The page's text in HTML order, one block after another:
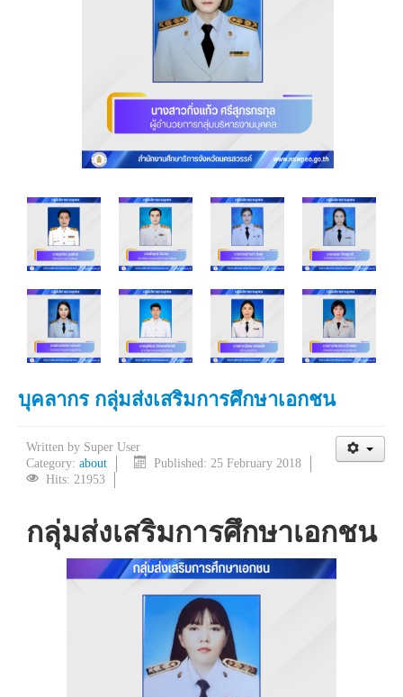
บุคลากร กลุ่มส่งเสริมการศึกษาเอกชน
Written by Super User
Category: about
Published: 25 February 2018
Hits: 21953
กลุ่มส่งเสริมการศึกษาเอกชน